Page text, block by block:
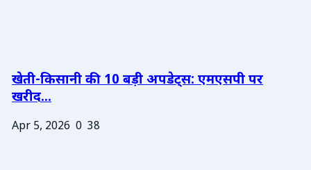
खेती-किसानी की 10 बड़ी अपडेट्स: एमएसपी पर
खरीद...
Apr 5, 2026 0 38